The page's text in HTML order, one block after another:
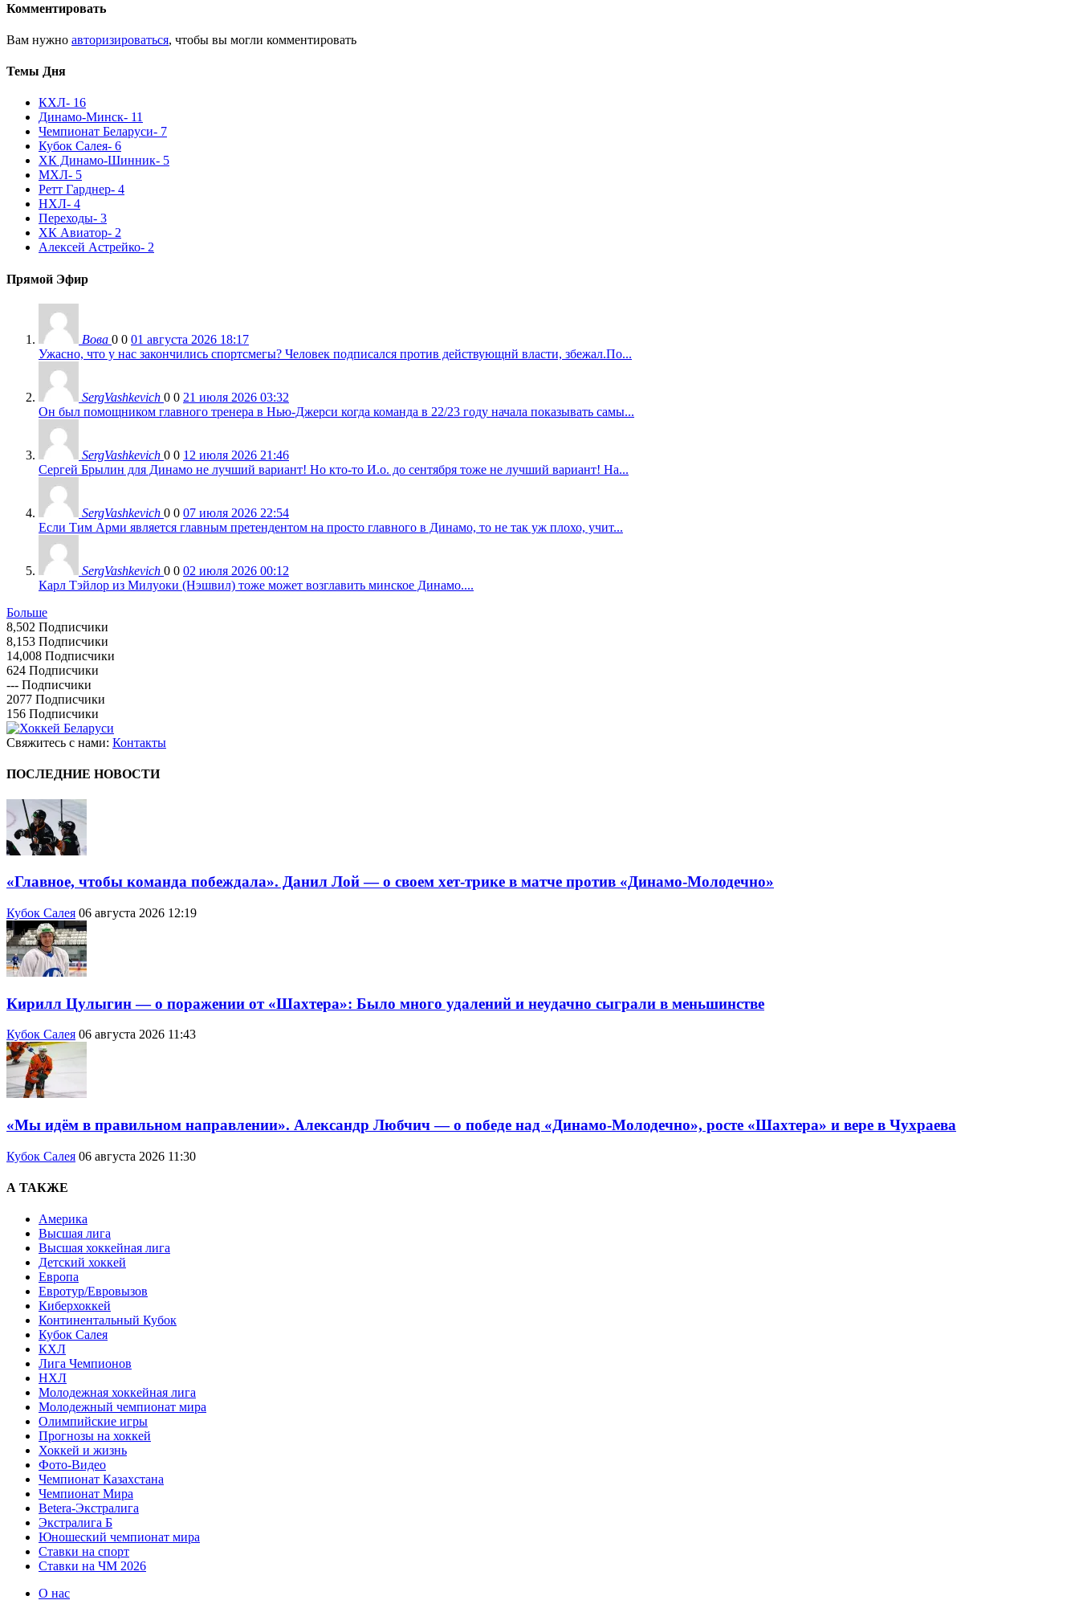
Комментировать
Вам нужно авторизироваться, чтобы вы могли комментировать
Темы Дня
КХЛ- 16
Динамо-Минск- 11
Чемпионат Беларуси- 7
Кубок Салея- 6
ХК Динамо-Шинник- 5
МХЛ- 5
Ретт Гарднер- 4
НХЛ- 4
Переходы- 3
ХК Авиатор- 2
Алексей Астрейко- 2
Прямой Эфир
Вова 0 0 01 августа 2026 18:17
Ужасно, что у нас закончились спортсмегы? Человек подписался против действующнй власти, збежал.По...
SergVashkevich 0 0 21 июля 2026 03:32
Он был помощником главного тренера в Нью-Джерси когда команда в 22/23 году начала показывать самы...
SergVashkevich 0 0 12 июля 2026 21:46
Сергей Брылин для Динамо не лучший вариант! Но кто-то И.о. до сентября тоже не лучший вариант! На...
SergVashkevich 0 0 07 июля 2026 22:54
Если Тим Арми является главным претендентом на просто главного в Динамо, то не так уж плохо, учит...
SergVashkevich 0 0 02 июля 2026 00:12
Карл Тэйлор из Милуоки (Нэшвил) тоже может возглавить минское Динамо....
Больше
8,502 Подписчики
8,153 Подписчики
14,008 Подписчики
624 Подписчики
--- Подписчики
2077 Подписчики
156 Подписчики
Свяжитесь с нами: Контакты
ПОСЛЕДНИЕ НОВОСТИ
«Главное, чтобы команда побеждала». Данил Лой — о своем хет-трике в матче против «Динамо-Молодечно»
Кубок Салея 06 августа 2026 12:19
Кирилл Цулыгин — о поражении от «Шахтера»: Было много удалений и неудачно сыграли в меньшинстве
Кубок Салея 06 августа 2026 11:43
«Мы идём в правильном направлении». Александр Любчич — о победе над «Динамо-Молодечно», росте «Шахтера» и вере в Чухраева
Кубок Салея 06 августа 2026 11:30
А ТАКЖЕ
Америка
Высшая лига
Высшая хоккейная лига
Детский хоккей
Европа
Евротур/Евровызов
Киберхоккей
Континентальный Кубок
Кубок Салея
КХЛ
Лига Чемпионов
НХЛ
Молодежная хоккейная лига
Молодежный чемпионат мира
Олимпийские игры
Прогнозы на хоккей
Хоккей и жизнь
Фото-Видео
Чемпионат Казахстана
Чемпионат Мира
Betera-Экстралига
Экстралига Б
Юношеский чемпионат мира
Ставки на спорт
Ставки на ЧМ 2026
О нас